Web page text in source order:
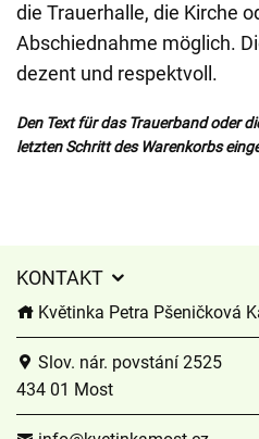
die Trauerhalle, die Kirche
Abschiednahme möglich.
dezent und respektvoll.
Den Text für das Trauerband oder
letzten Schritt des Warenkorbs
KONTAKT
Květinka Petra Pšeničková
Slov. nár. povstání 2525
434 01 Most